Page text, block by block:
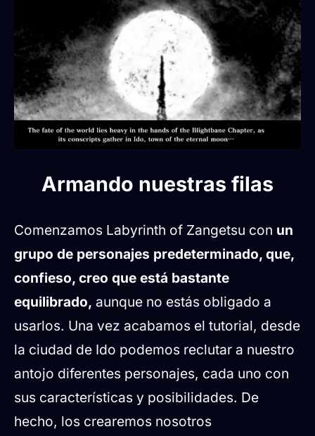
Armando nuestras filas
Comenzamos Labyrinth of Zangetsu con un
grupo de personajes predeterminado, que,
confieso, creo que está bastante
equilibrado, aunque no estás obligado a
usarlos. Una vez acabamos el tutorial, desde
la ciudad de Ido podemos reclutar a nuestro
antojo diferentes personajes, cada uno con
sus características y posibilidades. De
hecho, los crearemos nosotros